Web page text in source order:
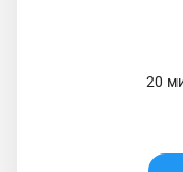
20